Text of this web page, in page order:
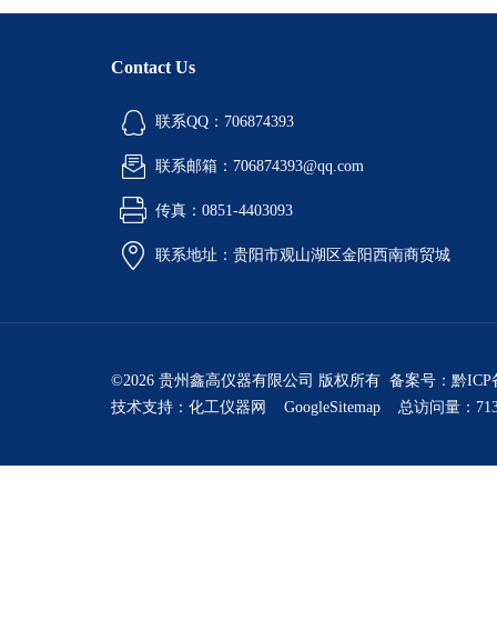
Contact Us
联系QQ：706874393
联系邮箱：706874393@qq.com
传真：0851-4403093
联系地址：贵阳市观山湖区金阳西南商贸城
©2026 贵州鑫高仪器有限公司 版权所有 备案号： 黔ICP
技术支持： 化工仪器网 GoogleSitemap 总访问量：